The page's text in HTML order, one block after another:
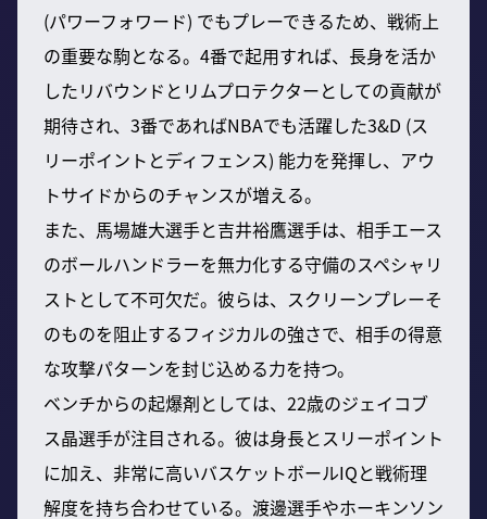
(パワーフォワード) でもプレーできるため、戦術上
の重要な駒となる。4番で起用すれば、長身を活か
したリバウンドとリムプロテクターとしての貢献が
期待され、3番であればNBAでも活躍した3&D (ス
リーポイントとディフェンス) 能力を発揮し、アウ
トサイドからのチャンスが増える。
また、馬場雄大選手と吉井裕鷹選手は、相手エース
のボールハンドラーを無力化する守備のスペシャリ
ストとして不可欠だ。彼らは、スクリーンプレーそ
のものを阻止するフィジカルの強さで、相手の得意
な攻撃パターンを封じ込める力を持つ。
ベンチからの起爆剤としては、22歳のジェイコブ
ス晶選手が注目される。彼は身長とスリーポイント
に加え、非常に高いバスケットボールIQと戦術理
解度を持ち合わせている。渡邊選手やホーキンソン